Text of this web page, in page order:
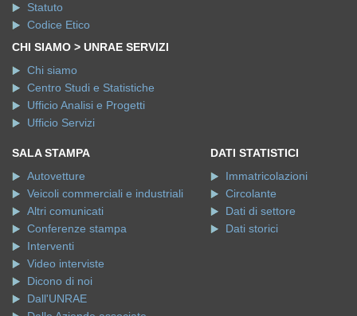
Statuto
Codice Etico
CHI SIAMO > UNRAE SERVIZI
Chi siamo
Centro Studi e Statistiche
Ufficio Analisi e Progetti
Ufficio Servizi
SALA STAMPA
Autovetture
Veicoli commerciali e industriali
Altri comunicati
Conferenze stampa
Interventi
Video interviste
Dicono di noi
Dall'UNRAE
DATI STATISTICI
Immatricolazioni
Circolante
Dati di settore
Dati storici